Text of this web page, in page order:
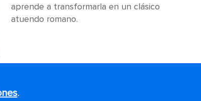
aprende a transformarla en un clásico
atuendo romano.
.